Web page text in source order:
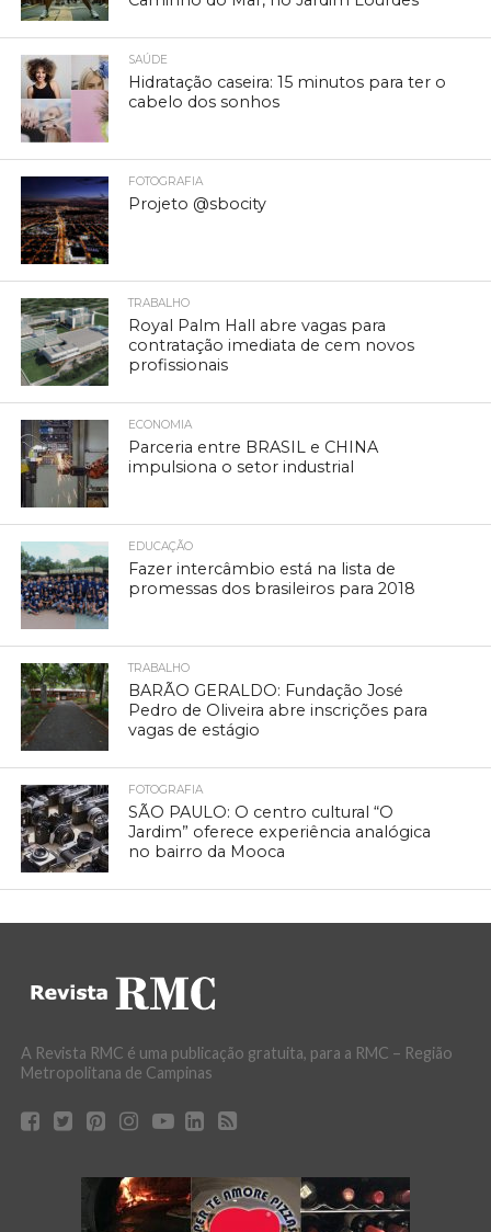
SAÚDE
Hidratação caseira: 15 minutos para ter o
cabelo dos sonhos
FOTOGRAFIA
Projeto @sbocity
TRABALHO
Royal Palm Hall abre vagas para
contratação imediata de cem novos
profissionais
ECONOMIA
Parceria entre BRASIL e CHINA
impulsiona o setor industrial
EDUCAÇÃO
Fazer intercâmbio está na lista de
promessas dos brasileiros para 2018
TRABALHO
BARÃO GERALDO: Fundação José
Pedro de Oliveira abre inscrições para
vagas de estágio
FOTOGRAFIA
SÃO PAULO: O centro cultural “O
Jardim” oferece experiência analógica
no bairro da Mooca
A Revista RMC é uma publicação gratuita, para a RMC – Região
Metropolitana de Campinas